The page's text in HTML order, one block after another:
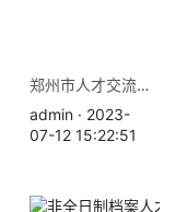
郑州市人才交流中心地址-个人档案查询补办
admin · 2023-
07-12 15:22:51